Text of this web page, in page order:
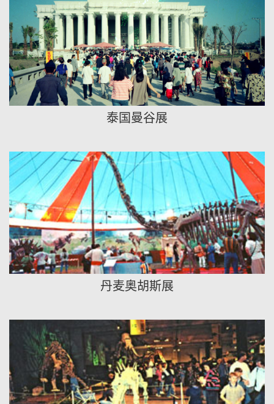
泰国曼谷展
丹麦奥胡斯展